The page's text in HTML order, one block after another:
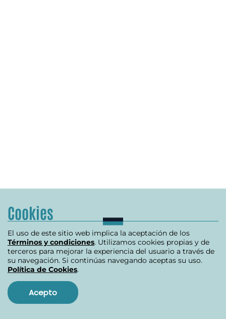
Cookies
El uso de este sitio web implica la aceptación de los
Términos y condiciones. Utilizamos cookies propias y de
terceros para mejorar la experiencia del usuario a través de
su navegación. Si continúas navegando aceptas su uso.
Política de Cookies.
Acepto